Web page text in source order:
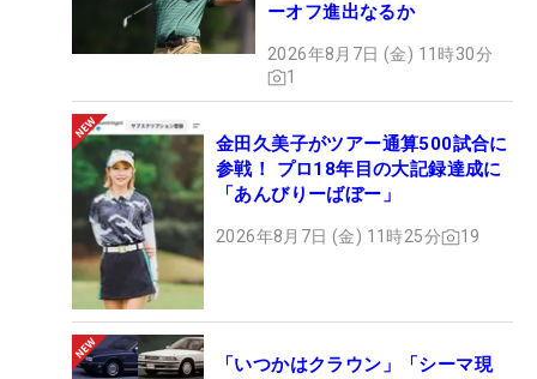
ーオフ進出なるか
2026年8月7日 (金) 11時30分
1
金田久美子がツアー通算500試合に
参戦！ プロ18年目の大記録達成に
「あんびりーばぼー」
2026年8月7日 (金) 11時25分 19
「いつかはクラウン」「シーマ現